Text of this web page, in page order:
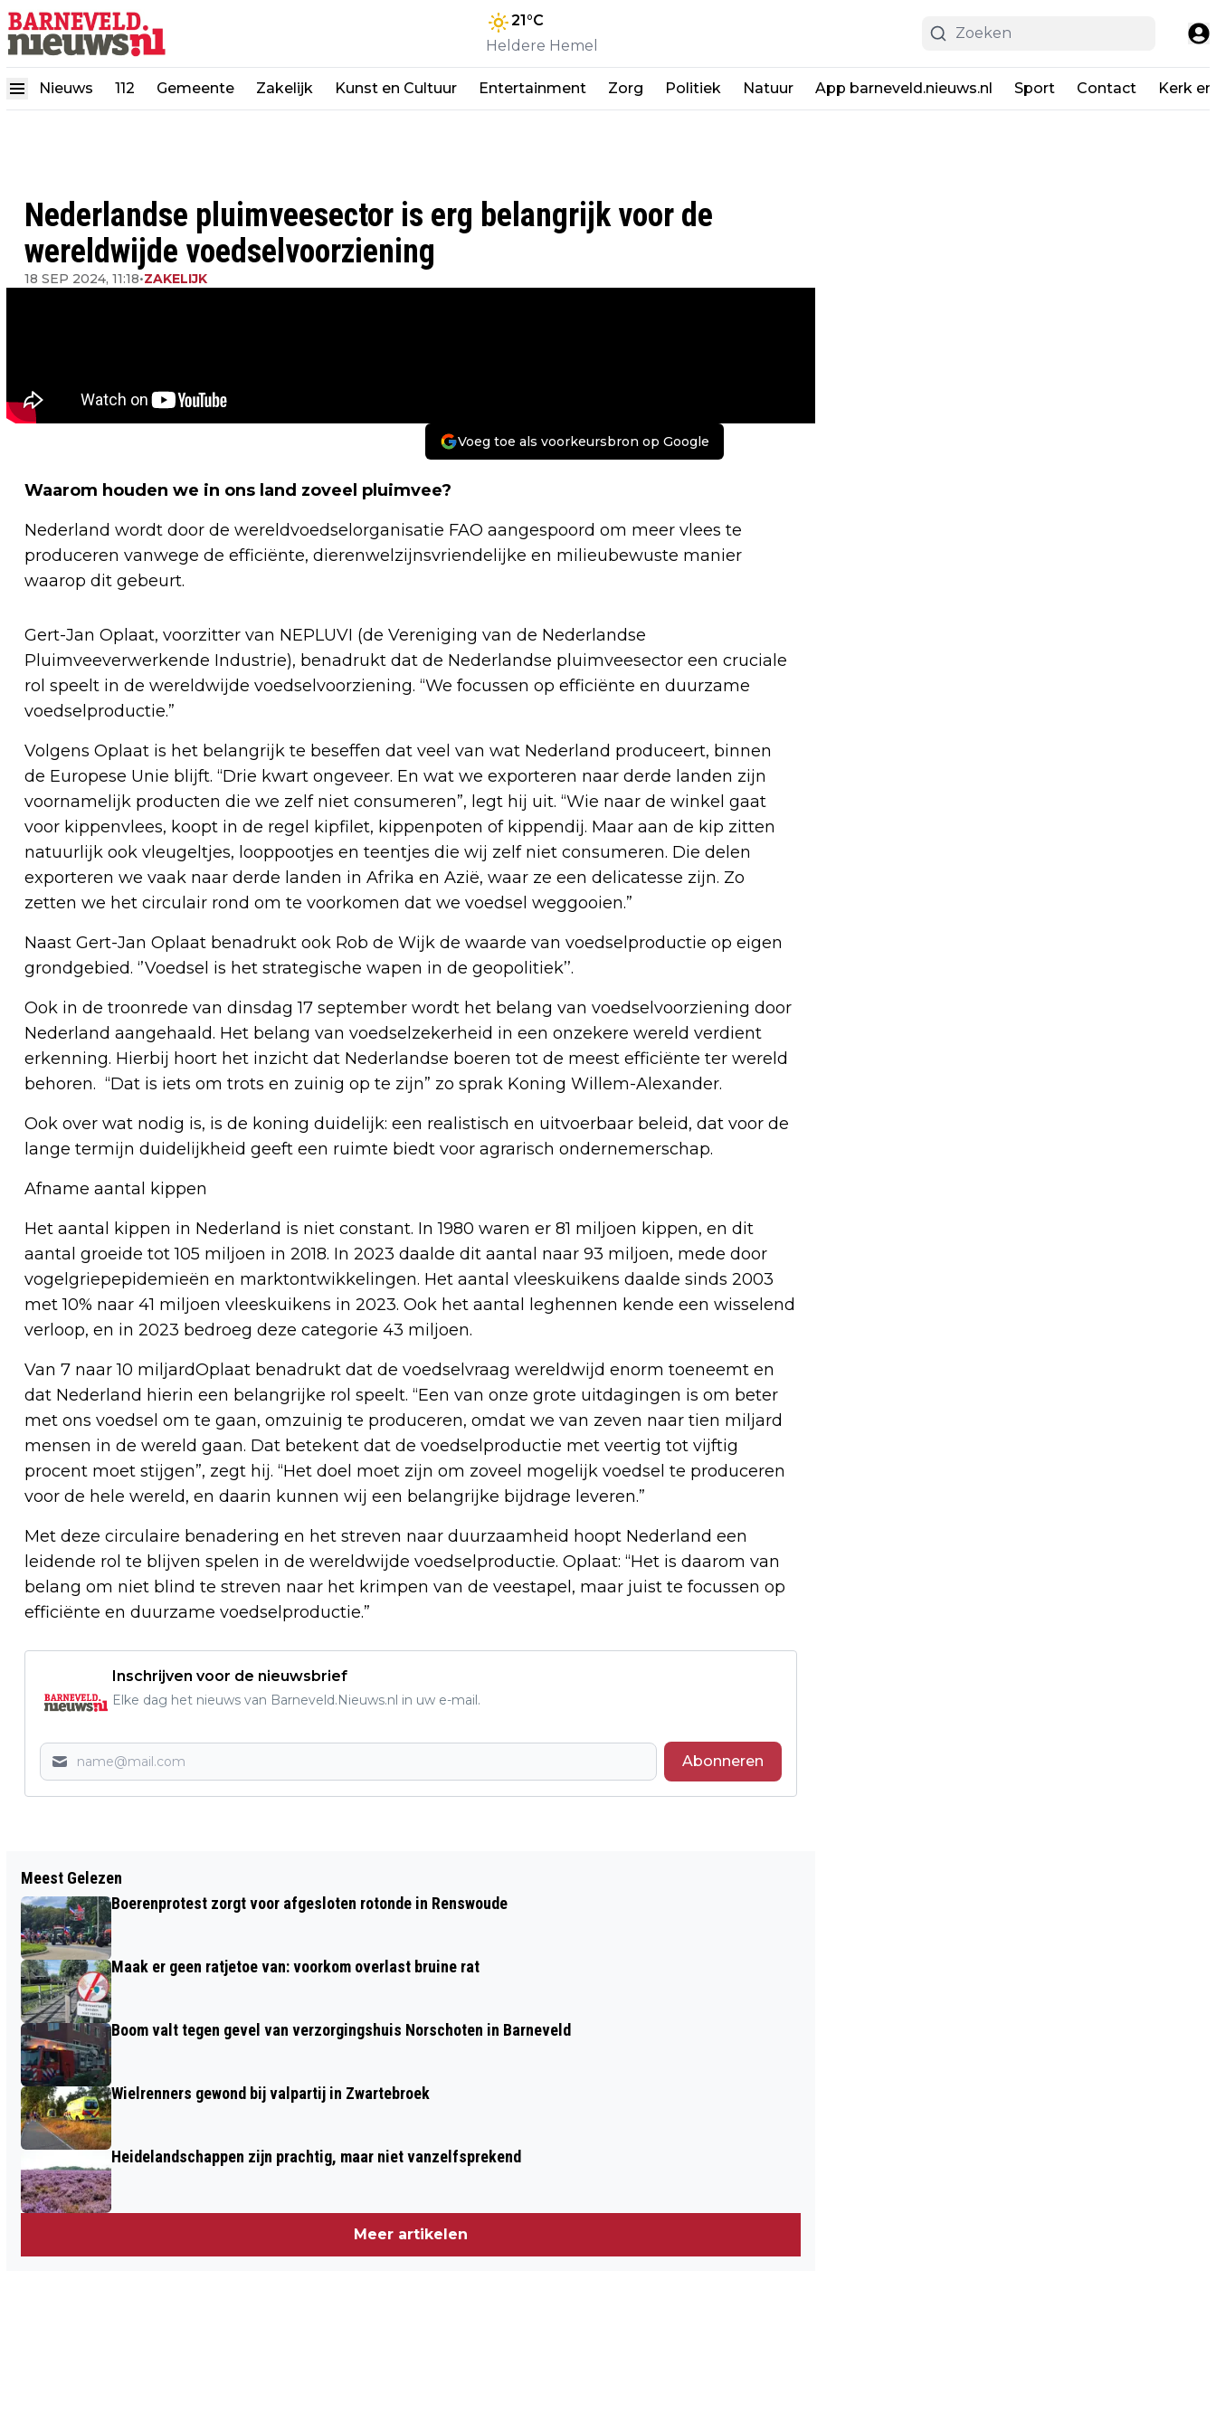
21°C
Heldere Hemel
Nieuws 112 Gemeente Zakelijk Kunst en Cultuur Entertainment Zorg Politiek Natuur App barneveld.nieuws.nl Sport Contact Kerk
Nederlandse pluimveesector is erg belangrijk voor de
wereldwijde voedselvoorziening
18 SEP 2024, 11:18•ZAKELIJK
Voeg toe als voorkeursbron op Google
Waarom houden we in ons land zoveel pluimvee?
Nederland wordt door de wereldvoedselorganisatie FAO aangespoord om meer vlees te
produceren vanwege de efficiënte, dierenwelzijnsvriendelijke en milieubewuste manier
waarop dit gebeurt.
Gert-Jan Oplaat, voorzitter van NEPLUVI (de Vereniging van de Nederlandse
Pluimveeverwerkende Industrie), benadrukt dat de Nederlandse pluimveesector een cruciale
rol speelt in de wereldwijde voedselvoorziening. “We focussen op efficiënte en duurzame
voedselproductie.”
Volgens Oplaat is het belangrijk te beseffen dat veel van wat Nederland produceert, binnen
de Europese Unie blijft. “Drie kwart ongeveer. En wat we exporteren naar derde landen zijn
voornamelijk producten die we zelf niet consumeren”, legt hij uit. “Wie naar de winkel gaat
voor kippenvlees, koopt in de regel kipfilet, kippenpoten of kippendij. Maar aan de kip zitten
natuurlijk ook vleugeltjes, looppootjes en teentjes die wij zelf niet consumeren. Die delen
exporteren we vaak naar derde landen in Afrika en Azië, waar ze een delicatesse zijn. Zo
zetten we het circulair rond om te voorkomen dat we voedsel weggooien.”
Naast Gert-Jan Oplaat benadrukt ook Rob de Wijk de waarde van voedselproductie op eigen
grondgebied. ‘’Voedsel is het strategische wapen in de geopolitiek’’.
Ook in de troonrede van dinsdag 17 september wordt het belang van voedselvoorziening door
Nederland aangehaald. Het belang van voedselzekerheid in een onzekere wereld verdient
erkenning. Hierbij hoort het inzicht dat Nederlandse boeren tot de meest efficiënte ter wereld
behoren. “Dat is iets om trots en zuinig op te zijn” zo sprak Koning Willem-Alexander.
Ook over wat nodig is, is de koning duidelijk: een realistisch en uitvoerbaar beleid, dat voor de
lange termijn duidelijkheid geeft een ruimte biedt voor agrarisch ondernemerschap.
Afname aantal kippen
Het aantal kippen in Nederland is niet constant. In 1980 waren er 81 miljoen kippen, en dit
aantal groeide tot 105 miljoen in 2018. In 2023 daalde dit aantal naar 93 miljoen, mede door
vogelgriepepidemieën en marktontwikkelingen. Het aantal vleeskuikens daalde sinds 2003
met 10% naar 41 miljoen vleeskuikens in 2023. Ook het aantal leghennen kende een wisselend
verloop, en in 2023 bedroeg deze categorie 43 miljoen.
Van 7 naar 10 miljardOplaat benadrukt dat de voedselvraag wereldwijd enorm toeneemt en
dat Nederland hierin een belangrijke rol speelt. “Een van onze grote uitdagingen is om beter
met ons voedsel om te gaan, omzuinig te produceren, omdat we van zeven naar tien miljard
mensen in de wereld gaan. Dat betekent dat de voedselproductie met veertig tot vijftig
procent moet stijgen”, zegt hij. “Het doel moet zijn om zoveel mogelijk voedsel te produceren
voor de hele wereld, en daarin kunnen wij een belangrijke bijdrage leveren.”
Met deze circulaire benadering en het streven naar duurzaamheid hoopt Nederland een
leidende rol te blijven spelen in de wereldwijde voedselproductie. Oplaat: “Het is daarom van
belang om niet blind te streven naar het krimpen van de veestapel, maar juist te focussen op
efficiënte en duurzame voedselproductie.”
Inschrijven voor de nieuwsbrief
Elke dag het nieuws van Barneveld.Nieuws.nl in uw e-mail.
Abonneren
HOTEL DE WERELT UIT GARDEREN GEEFT
GEWONNEN TRAKTATIE DOOR AAN
VRIJWILLIGERS DIERENAMBULANCE
PINPASFRAUDE IN VOORTHUIZEN
Meest Gelezen
Boerenprotest zorgt voor afgesloten rotonde in Renswoude
Maak er geen ratjetoe van: voorkom overlast bruine rat
Boom valt tegen gevel van verzorgingshuis Norschoten in Barneveld
Wielrenners gewond bij valpartij in Zwartebroek
Heidelandschappen zijn prachtig, maar niet vanzelfsprekend
Meer artikelen